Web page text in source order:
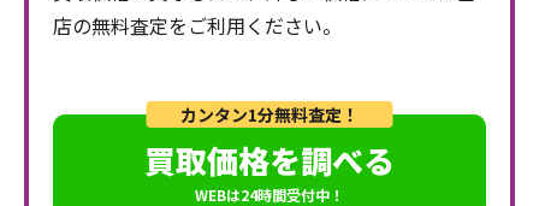
店の無料査定をご利用ください。
カンタン1分無料査定！
買取価格を調べる
WEBは24時間受付中！